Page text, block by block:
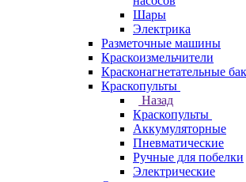
Шары
Электрика
Разметочные машины
Краскоизмельчители
Красконагнетательные
Краскопульты
Назад
Краскопульты
Аккумуляторные
Пневматические
Ручные для побелки
Электрические